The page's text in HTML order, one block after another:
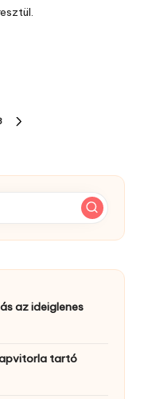
az ideiglenes
tartó